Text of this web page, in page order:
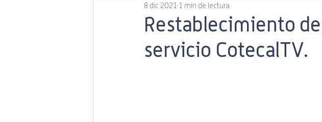
Donaciones ALUCOINFO
Oficina Virtual 50 Aniversario Juego de
Restablecimiento
servicio CotecalTV.
8 dic 2021 1 min de lectura